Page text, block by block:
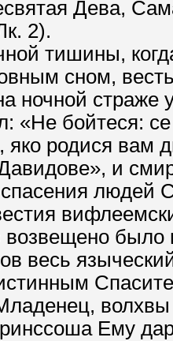
Дева,
2).
тишины,
сном,
ночной страже
«Не бойтеся:
родися вам
и
спасения
было
весь
Ему